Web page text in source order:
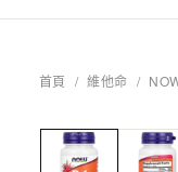
首頁 / 維他命 /